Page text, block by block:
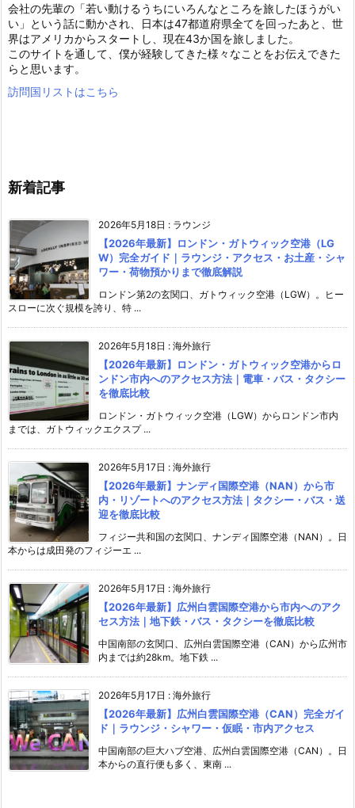
会社の先輩の「若い動けるうちにいろんなところを旅したほうがい
い」という話に動かされ、日本は47都道府県全てを回ったあと、世
界はアメリカからスタートし、現在43か国を旅しました。
このサイトを通して、僕が経験してきた様々なことをお伝えできた
らと思います。
訪問国リストはこちら
新着記事
2026年5月18日 : ラウンジ
【2026年最新】ロンドン・ガトウィック空港（LG
W）完全ガイド｜ラウンジ・アクセス・お土産・シャ
ワー・荷物預かりまで徹底解説
ロンドン第2の玄関口、ガトウィック空港（LGW）。ヒー
スローに次ぐ規模を誇り、特 ...
2026年5月18日 : 海外旅行
【2026年最新】ロンドン・ガトウィック空港からロ
ンドン市内へのアクセス方法｜電車・バス・タクシー
を徹底比較
ロンドン・ガトウィック空港（LGW）からロンドン市内
までは、ガトウィックエクスプ ...
2026年5月17日 : 海外旅行
【2026年最新】ナンディ国際空港（NAN）から市
内・リゾートへのアクセス方法｜タクシー・バス・送
迎を徹底比較
フィジー共和国の玄関口、ナンディ国際空港（NAN）。日
本からは成田発のフィジーエ ...
2026年5月17日 : 海外旅行
【2026年最新】広州白雲国際空港から市内へのアク
セス方法｜地下鉄・バス・タクシーを徹底比較
中国南部の玄関口、広州白雲国際空港（CAN）から広州市
内までは約28km。地下鉄 ...
2026年5月17日 : 海外旅行
【2026年最新】広州白雲国際空港（CAN）完全ガイ
ド｜ラウンジ・シャワー・仮眠・市内アクセス
中国南部の巨大ハブ空港、広州白雲国際空港（CAN）。日
本からの直行便も多く、東南 ...